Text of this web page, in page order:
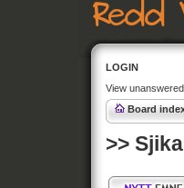
LOGIN
View
Board
>>